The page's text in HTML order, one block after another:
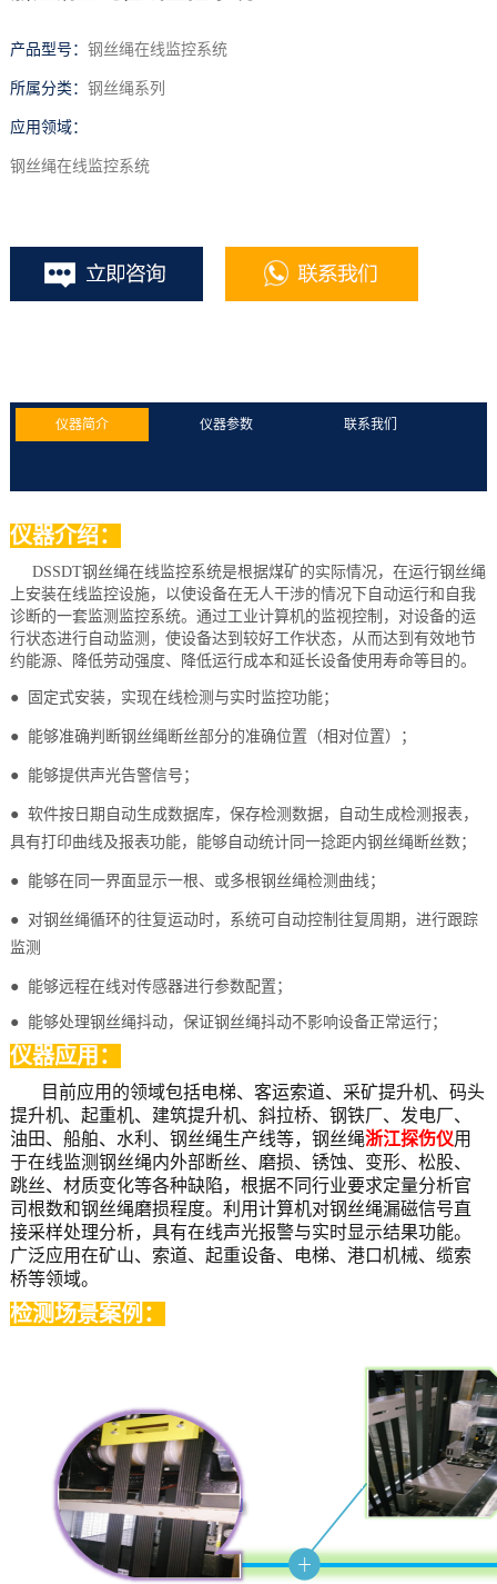
产品型号： 钢丝绳在线监控系统
所属分类： 钢丝绳系列
应用领域：
钢丝绳在线监控系统
仪器简介 仪器参数 联系我们
仪器介绍：
DSSDT钢丝绳在线监控系统是根据煤矿的实际情况，在运行钢丝绳
上安装在线监控设施，以使设备在无人干涉的情况下自动运行和自我
诊断的一套监测监控系统。通过工业计算机的监视控制，对设备的运
行状态进行自动监测，使设备达到较好工作状态，从而达到有效地节
约能源、降低劳动强度、降低运行成本和延长设备使用寿命等目的。
● 固定式安装，实现在线检测与实时监控功能；
● 能够准确判断钢丝绳断丝部分的准确位置（相对位置）；
● 能够提供声光告警信号；
● 软件按日期自动生成数据库，保存检测数据，自动生成检测报表，
具有打印曲线及报表功能，能够自动统计同一捻距内钢丝绳断丝数；
● 能够在同一界面显示一根、或多根钢丝绳检测曲线；
● 对钢丝绳循环的往复运动时，系统可自动控制往复周期，进行跟踪
监测
● 能够远程在线对传感器进行参数配置；
● 能够处理钢丝绳抖动，保证钢丝绳抖动不影响设备正常运行；
仪器应用：
目前应用的领域包括电梯、客运索道、采矿提升机、码头
提升机、起重机、建筑提升机、斜拉桥、钢铁厂、发电厂、
油田、船舶、水利、钢丝绳生产线等，钢丝绳浙江探伤仪用
于在线监测钢丝绳内外部断丝、磨损、锈蚀、变形、松股、
跳丝、材质变化等各种缺陷，根据不同行业要求定量分析官
司根数和钢丝绳磨损程度。利用计算机对钢丝绳漏磁信号直
接采样处理分析，具有在线声光报警与实时显示结果功能。
广泛应用在矿山、索道、起重设备、电梯、港口机械、缆索
桥等领域。
检测场景案例：